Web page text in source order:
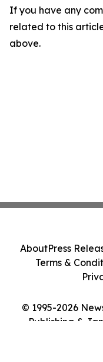
If you have any
related to this
above.
© 1995-2026
Publishing &
AboutPress
Terms &